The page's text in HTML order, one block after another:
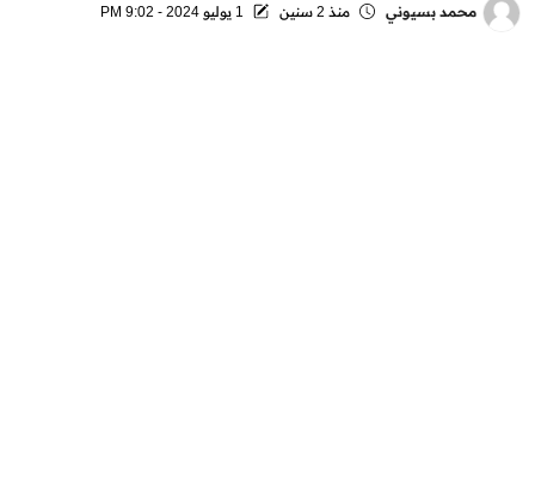
الرياضةمحمد بسيوني منذ 2 سنين 1 يوليو 2024 - 9:02 PM